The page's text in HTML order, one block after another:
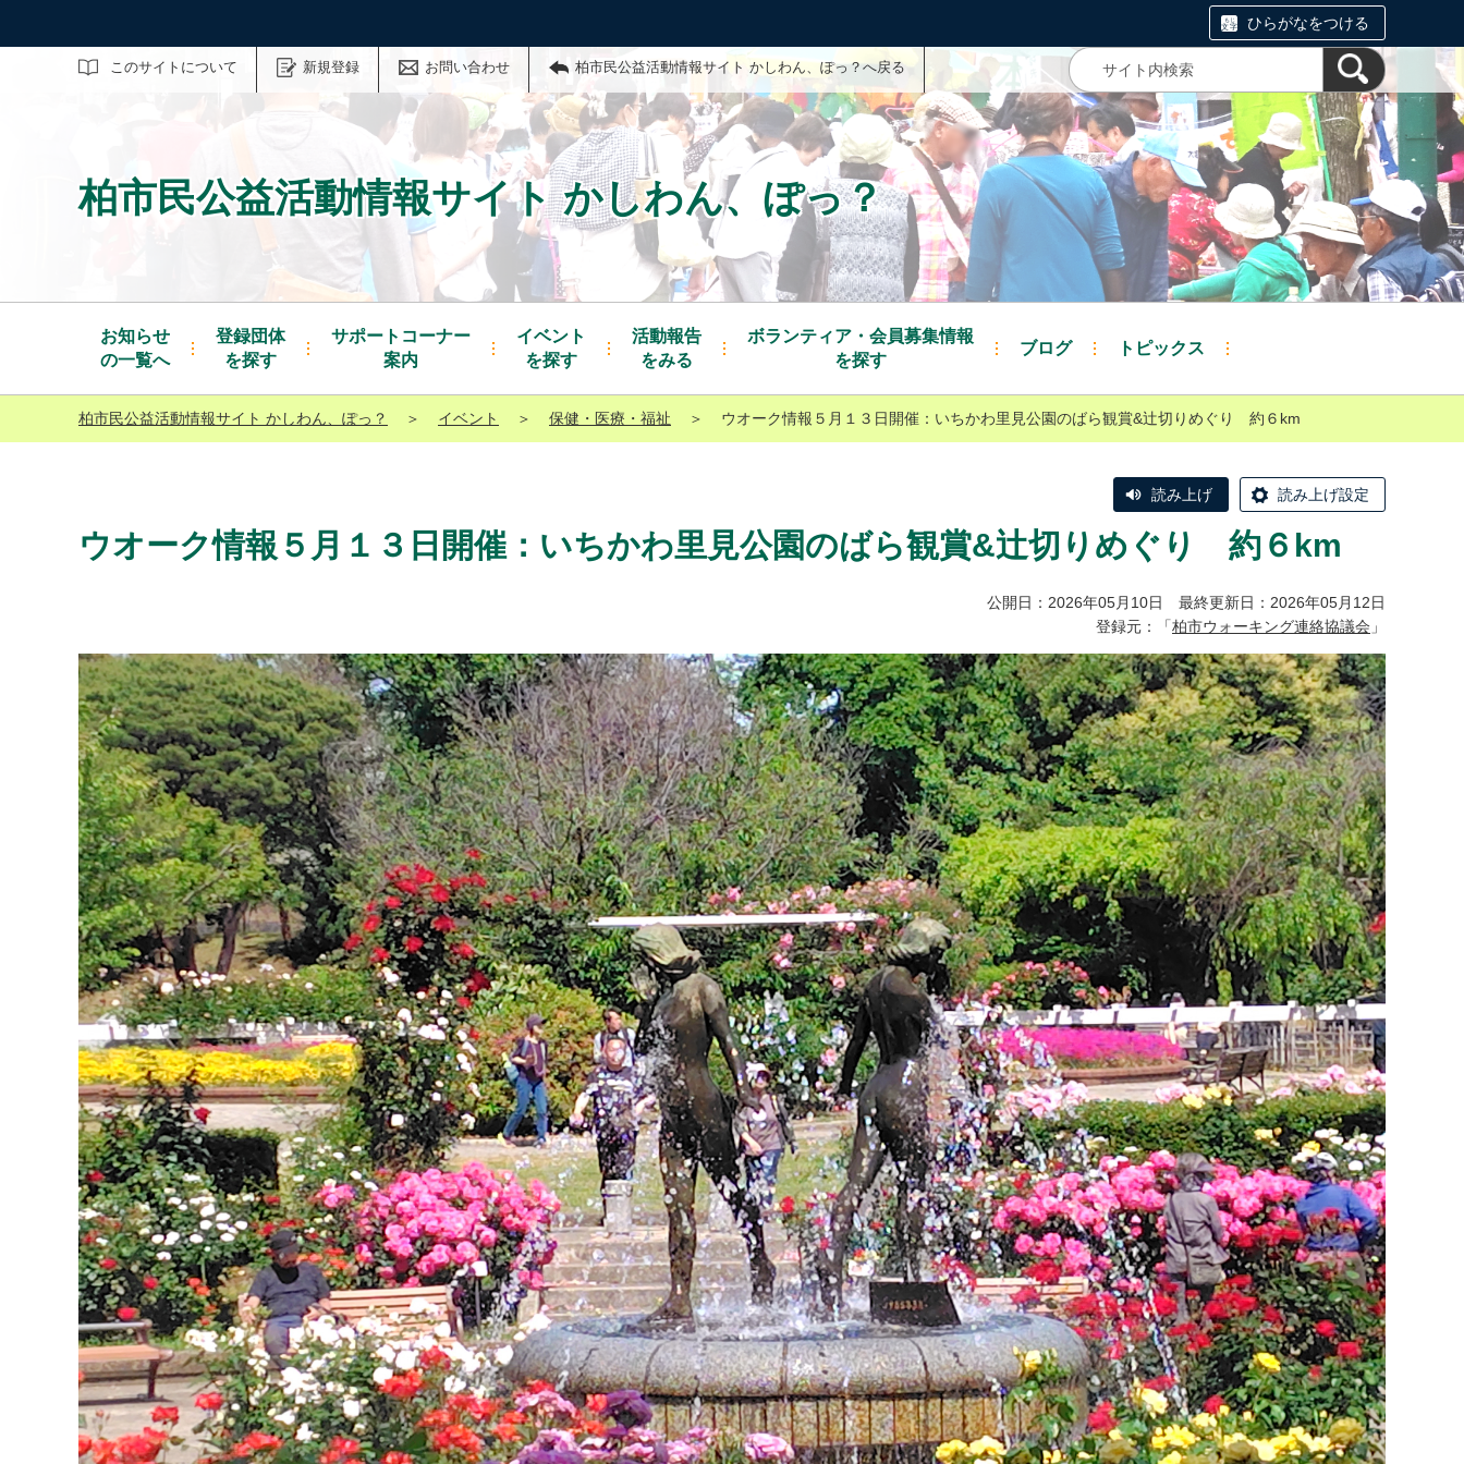
ひらがなをつける
このサイトについて 新規登録 お問い合わせ 柏市民公益活動情報サイト かしわん、ぽっ？へ戻る
サイト内検索
柏市民公益活動情報サイト かしわん、ぽっ？
お知らせ
の一覧へ
登録団体
を探す
サポートコーナー
案内
イベント
を探す
活動報告
をみる
ボランティア・会員募集情報
を探す
ブログ トピックス
柏市民公益活動情報サイト かしわん、ぽっ？ ＞ イベント ＞ 保健・医療・福祉 ＞ ウオーク情報５月１３日開催：いちかわ里見公園のばら観賞&辻切りめぐり 約６km
読み上げ 読み上げ設定
ウオーク情報５月１３日開催：いちかわ里見公園のばら観賞&辻切りめぐり 約６km
公開日：2026年05月10日 最終更新日：2026年05月12日
登録元：「柏市ウォーキング連絡協議会 」